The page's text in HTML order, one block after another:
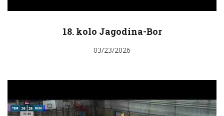
18. kolo Jagodina-Bor
03/23/2026